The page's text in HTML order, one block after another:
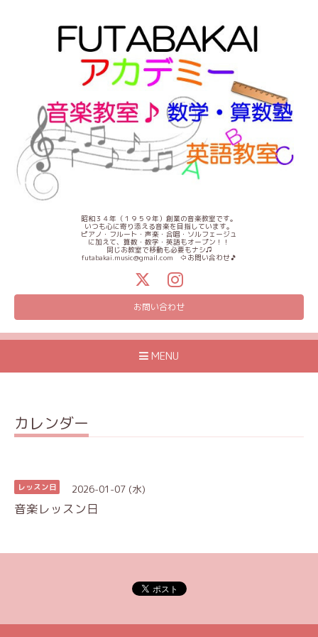
昭和３４年（１９５９年）創業の音楽教室です。
いつも心に寄り添える音楽を目指しています。
ピアノ・フルート・声楽・合唱・ソルフェージュ
に加えて、算数・数学・英語もオープン！！
同じお教室で移動も必要もナシ♫
futabakai.music@gmail.com ⇦お問い合わせ🎵
お問い合わせ
MENU
カレンダー
レッスン日 2026-01-07 (水)
音楽レッスン日